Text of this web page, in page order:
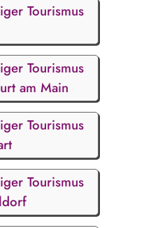
Tourismus
Tourismus
am Main
Tourismus
Tourismus